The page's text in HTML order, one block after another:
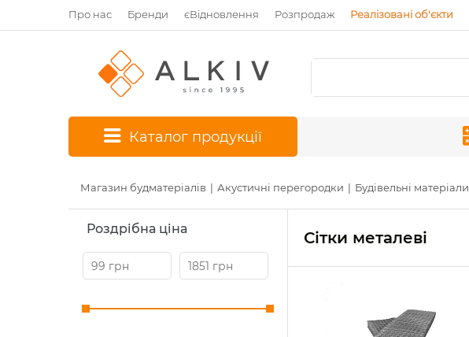
Про нас Бренди єВідновлення Розпродаж Реалізовані об'єкти
Каталог продукції
Магазин будматеріалів Акустичні перегородки Будівельні матеріали
Роздрібна ціна Сітки металеві